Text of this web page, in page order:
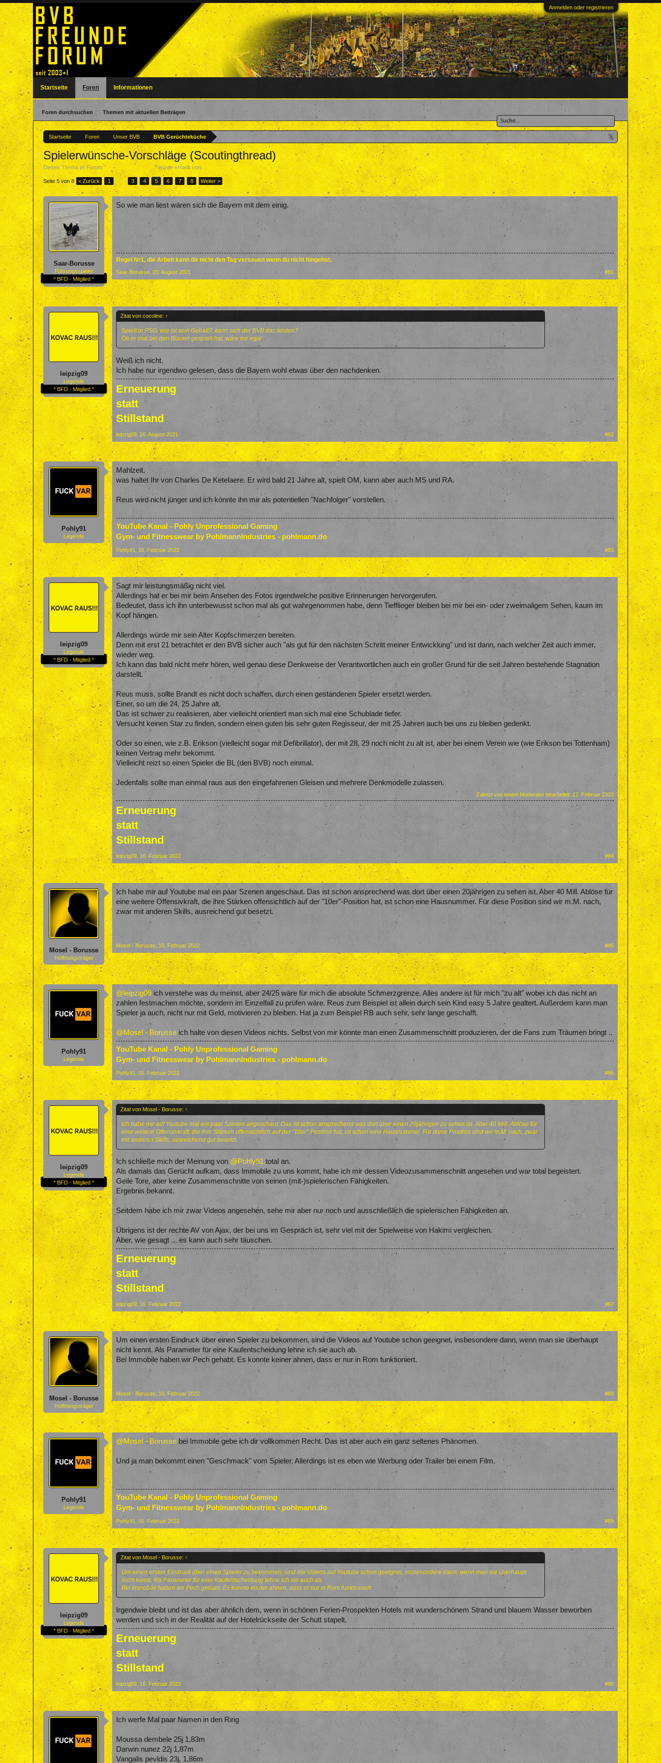
Anmelden oder registrieren
Startseite Foren Unser BVB BVB Gerüchteküche
Spielerwünsche-Vorschläge (Scoutingthread)
Dieses Thema im Forum "BVB Gerüchteküche" wurde erstellt von webdawg18, 22. Mai 2019.
Seite 5 von 8 < Zurück 1 ← 3 4 5 6 7 8 Weiter >
Saar-Borusse
Führungsspieler
* BFD - Mitglied *
So wie man liest wären sich die Bayern mit dem einig.
Regel Nr1, die Arbeit kann dir nicht den Tag versauen wenn du nicht hingehst.
Saar-Borusse 20. August 2021 #81
leipzig09
Legende
* BFD - Mitglied *
Zitat von cocoline: ↑
Spielt in PSG, wie ist sein Gehalt?, kann sich der BVB das leisten?
Ob er mal bei den Blauen gespielt hat, wäre mir egal
Weiß ich nicht.
Ich habe nur irgendwo gelesen, dass die Bayern wohl etwas über den nachdenken.
Erneuerung
statt
Stillstand
leipzig09 20. August 2021 #82
Pohly91
Legende
Mahlzeit,
was haltet Ihr von Charles De Ketelaere. Er wird bald 21 Jahre alt, spielt OM, kann aber auch MS und RA.
Reus wird nicht jünger und ich könnte ihn mir als potentiellen "Nachfolger" vorstellen.
YouTube Kanal - Pohly Unprofessional Gaming
Gym- und Fitnesswear by PohlmannIndustries - pohlmann.do
Pohly91 , 16. Februar 2022 #83
leipzig09
Legende
* BFD - Mitglied *
Sagt mir leistungsmäßig nicht viel.
Allerdings hat er bei mir beim Ansehen des Fotos irgendwelche positive Erinnerungen hervorgerufen.
Bedeutet, dass ich ihn unterbewusst schon mal als gut wahrgenommen habe, denn Tiefflieger bleiben bei mir bei ein- oder zweimaligem Sehen, kaum im
Kopf hängen.
Allerdings würde mir sein Alter Kopfschmerzen bereiten.
Denn mit erst 21 betrachtet er den BVB sicher auch "als gut für den nächsten Schritt meiner Entwicklung" und ist dann, nach welcher Zeit auch immer,
wieder weg.
Ich kann das bald nicht mehr hören, weil genau diese Denkweise der Verantwortlichen auch ein großer Grund für die seit Jahren bestehende Stagnation
darstellt.
Reus muss, sollte Brandt es nicht doch schaffen, durch einen gestandenen Spieler ersetzt werden.
Einer, so um die 24, 25 Jahre alt.
Das ist schwer zu realisieren, aber vielleicht orientiert man sich mal eine Schublade tiefer.
Versucht keinen Star zu finden, sondern einen guten bis sehr guten Regisseur, der mit 25 Jahren auch bei uns zu bleiben gedenkt.
Oder so einen, wie z.B. Erikson (vielleicht sogar mit Defibrillator), der mit 28, 29 noch nicht zu alt ist, aber bei einem Verein wie (wie Erikson bei Tottenham)
keinen Vertrag mehr bekommt.
Vielleicht reizt so einen Spieler die BL (den BVB) noch einmal.
Jedenfalls sollte man einmal raus aus den eingefahrenen Gleisen und mehrere Denkmodelle zulassen.
Zuletzt von einem Moderator bearbeitet: 17. Februar 2022
Erneuerung
statt
Stillstand
leipzig09, 16. Februar 2022 #84
Mosel - Borusse
Hoffnungsträger
Ich habe mir auf Youtube mal ein paar Szenen angeschaut. Das ist schon ansprechend was dort über einen 20jährigen zu sehen ist. Aber 40 Mill. Ablöse für
eine weitere Offensivkraft, die ihre Stärken offensichtlich auf der "10er"-Position hat, ist schon eine Hausnummer. Für diese Position sind wir m.M. nach,
zwar mit anderen Skills, ausreichend gut besetzt.
Mosel - Borusse 16. Februar 2022 #85
Pohly91
Legende
@leipzig09ich verstehe was du meinst, aber 24/25 wäre für mich die absolute Schmerzgrenze. Alles andere ist für mich "zu alt" wobei ich das nicht an
zahlen festmachen möchte, sondern im Einzelfall zu prüfen wäre. Reus zum Beispiel ist allein durch sein Kind easy 5 Jahre gealtert. Außerdem kann man
Spieler ja auch, nicht nur mit Geld, motivieren zu bleiben. Hat ja zum Beispiel RB auch sehr, sehr lange geschafft.
@Mosel - Borusse ich halte von diesen Videos nichts. Selbst von mir könnte man einen Zusammenschnitt produzieren, der die Fans zum Träumen bringt ..
YouTube Kanal - Pohly Unprofessional Gaming
Gym- und Fitnesswear by PohlmannIndustries - pohlmann.do
Pohly91 , 16. Februar 2022 #86
leipzig09
Legende
* BFD - Mitglied *
Zitat von Mosel - Borusse: ↑
Ich habe mir auf Youtube mal ein paar Szenen angeschaut. Das ist schon ansprechend was dort über einen 20jährigen zu sehen ist. Aber 40 Mill. Ablöse für
eine weitere Offensivkraft, die ihre Stärken offensichtlich auf der "10er"-Position hat, ist schon eine Hausnummer. Für diese Position sind wir m.M. nach, zwar
mit anderen Skills, ausreichend gut besetzt.
Ich schließe mich der Meinung von @Pohly91 total an.
Als damals das Gerücht aufkam, dass Immobile zu uns kommt, habe ich mir dessen Videozusammenschnitt angesehen und war total begeistert.
Geile Tore, aber keine Zusammenschnitte von seinen (mit-)spielerischen Fähigkeiten.
Ergebnis bekannt.
Seitdem habe ich mir zwar Videos angesehen, sehe mir aber nur noch und ausschließlich die spielerischen Fähigkeiten an.
Übrigens ist der rechte AV von Ajax, der bei uns im Gespräch ist, sehr viel mit der Spielweise von Hakimi vergleichen.
Aber, wie gesagt ... es kann auch sehr täuschen.
Erneuerung
statt
Stillstand
leipzig09, 16. Februar 2022 #87
Mosel - Borusse
Hoffnungsträger
Um einen ersten Eindruck über einen Spieler zu bekommen, sind die Videos auf Youtube schon geeignet, insbesondere dann, wenn man sie überhaupt
nicht kennt. Als Parameter für eine Kaufentscheidung lehne ich sie auch ab.
Bei Immobile haben wir Pech gehabt. Es konnte keiner ahnen, dass er nur in Rom funktioniert.
Mosel - Borusse 16. Februar 2022 #88
Pohly91
Legende
@Mosel - Borusse bei Immobile gebe ich dir vollkommen Recht. Das ist aber auch ein ganz seltenes Phänomen.
Und ja man bekommt einen "Geschmack" vom Spieler. Allerdings ist es eben wie Werbung oder Trailer bei einem Film.
YouTube Kanal - Pohly Unprofessional Gaming
Gym- und Fitnesswear by PohlmannIndustries - pohlmann.do
Pohly91 , 16. Februar 2022 #89
leipzig09
Legende
* BFD - Mitglied *
Zitat von Mosel - Borusse: ↑
Um einen ersten Eindruck über einen Spieler zu bekommen, sind die Videos auf Youtube schon geeignet, insbesondere dann, wenn man sie überhaupt
nicht kennt. Als Parameter für eine Kaufentscheidung lehne ich sie auch ab.
Bei Immobile haben wir Pech gehabt. Es konnte keiner ahnen, dass er nur in Rom funktioniert.
Irgendwie bleibt und ist das aber ähnlich dem, wenn in schönen Ferien-Prospekten Hotels mit wunderschönem Strand und blauem Wasser beworben
werden und sich in der Realität auf der Hotelrückseite der Schutt stapelt.
Erneuerung
statt
Stillstand
leipzig09 16. Februar 2022 #90
Ich werfe Mal paar Namen in den Ring
Moussa dembele 25j 1,83m
Darwin nunez 22j 1,87m
Vangalis pevldis 23j, 1,86m
Startseite Foren
Foren durchsuchen Themen mit aktuellen Beiträgen
Informationen